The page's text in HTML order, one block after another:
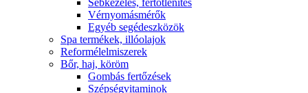
Sebkezelés, fertőtlenítés
Vérnyomásmérők
Egyéb segédeszközök
Spa termékek, illóolajok
Reformélelmiszerek
Bőr, haj, köröm
Gombás fertőzések
Szépségvitaminok